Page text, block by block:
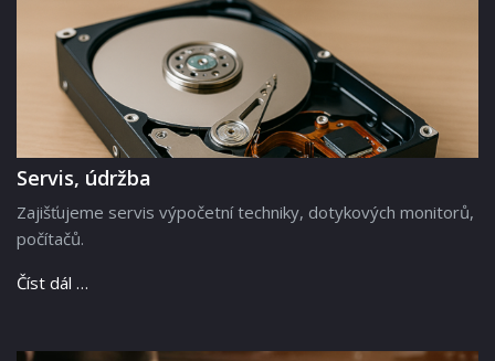
Servis, údržba
Zajišťujeme servis výpočetní techniky, dotykových monitorů,
počítačů.
Číst dál …